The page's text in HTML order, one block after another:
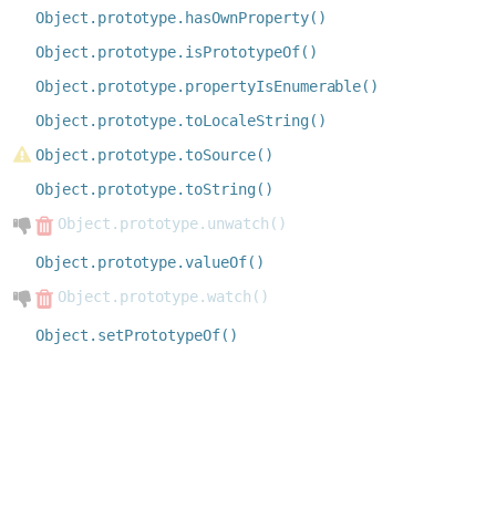
Object.prototype.hasOwnProperty()
Object.prototype.isPrototypeOf()
Object.prototype.propertyIsEnumerable()
Object.prototype.toLocaleString()
Object.prototype.toSource()
Object.prototype.toString()
Object.prototype.unwatch()
Object.prototype.valueOf()
Object.prototype.watch()
Object.setPrototypeOf()